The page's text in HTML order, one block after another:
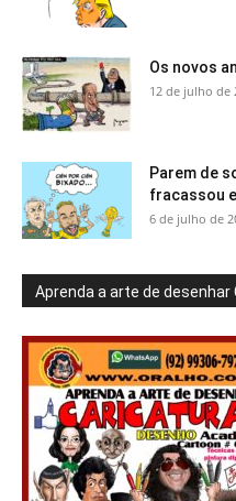
Os novos
12 de julho de
Parem de
fracassou
6 de julho de
Aprenda a arte de desenhar